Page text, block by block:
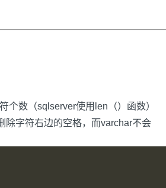
个数（sqlserver使用len（）函数）
除字符右边的空格，而varchar不会